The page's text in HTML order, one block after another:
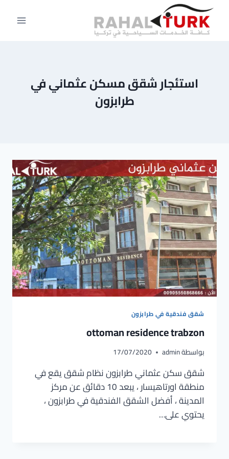
التجاوز
المحتوى
استئجار شقق مسكن عثماني في
طرابزون
شقق فندقية في طرابزون
ottoman residence trabzon
بواسطةadmin
17/07/2020
شقق سكن عثماني طرابزون نظام شقق يقع في
منطقة اورتاهيسار ، يبعد 10 دقائق عن مركز
المدينة ، أفضل الشقق الفندقية في طرابزون ،
يحتوي على…